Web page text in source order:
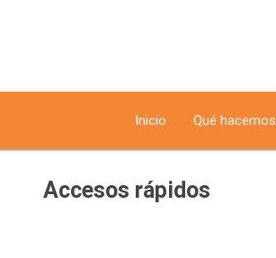
Inicio Qué hacemos
Accesos rápidos